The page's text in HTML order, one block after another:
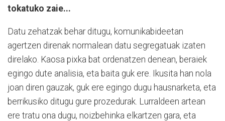
tokatuko zaie...
Datu zehatzak behar ditugu, komunikabideetan
agertzen direnak normalean datu segregatuak izaten
direlako. Kaosa pixka bat ordenatzen denean, beraiek
egingo dute analisia, eta baita guk ere. Ikusita han nola
joan diren gauzak, guk ere egingo dugu hausnarketa, eta
berrikusiko ditugu gure prozedurak. Lurraldeen artean
ere tratu ona dugu, noizbehinka elkartzen gara, eta